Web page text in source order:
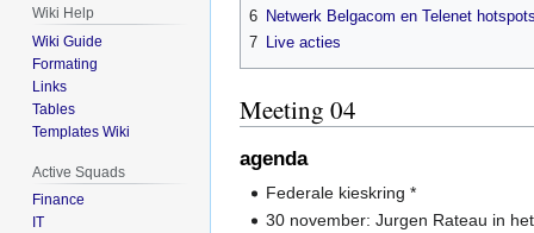
6 Netwerk Belgacom en Telenet
7 Live acties
Meeting 04
agenda
Federale kieskring *
30 november: Jurgen Rateau in
Wiki Help
Wiki Guide
Formating
Links
Tables
Templates Wiki
Active Squads
Finance
IT